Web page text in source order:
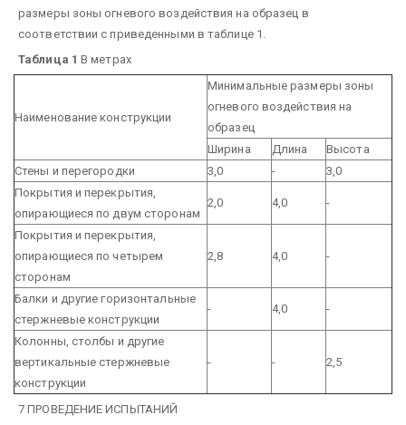
размеры зоны огневого воздействия на образец в
соответствии с приведенными в таблице 1.
Таблица 1 В метрах
Наименование конструкции
Минимальные размеры зоны
огневого воздействия на
образец
Ширина
Длина
Высота
Стены и перегородки
3,0 -
3,0
Покрытия и перекрытия,
опирающиеся по двум сторонам
2,0 4,0 -
Покрытия и перекрытия,
опирающиеся по четырем
сторонам
2,8 4,0 -
Балки и другие горизонтальные
стержневые конструкции
- 4,0 -
Колонны, столбы и другие
вертикальные стержневые
конструкции
- - 2,5
7 ПРОВЕДЕНИЕ ИСПЫТАНИЙ